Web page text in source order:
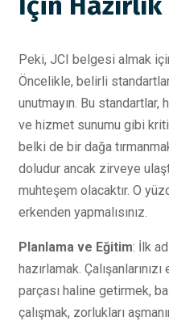
Peki, JCI belgesi almak
Öncelikle, belirli
unutmayın. Bu
ve hizmet sunumu gibi
belki de bir dağa
doludur ancak zirveye
muhteşem olacaktır. O
erkenden yapmalısınız.
Planlama ve Eğitim: İlk
hazırlamak.
parçası haline getirmek,
çalışmak, zorlukları